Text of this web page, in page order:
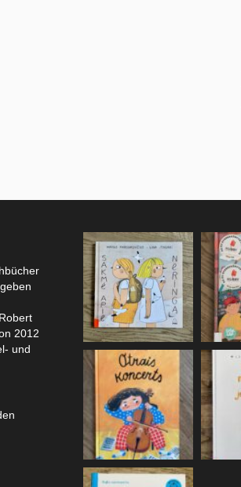
2012
und